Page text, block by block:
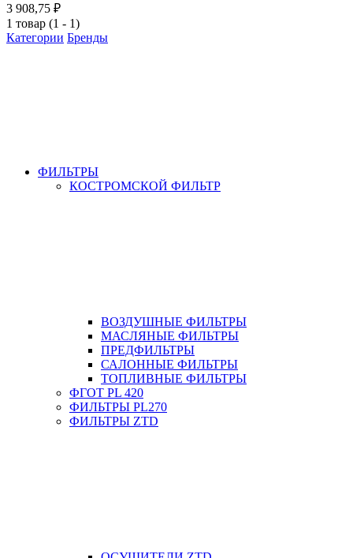
3 908,75 ₽
1 товар (1 - 1)
Категории Бренды
ФИЛЬТРЫ
КОСТРОМСКОЙ ФИЛЬТР
ВОЗДУШНЫЕ ФИЛЬТРЫ
МАСЛЯНЫЕ ФИЛЬТРЫ
ПРЕДФИЛЬТРЫ
САЛОННЫЕ ФИЛЬТРЫ
ТОПЛИВНЫЕ ФИЛЬТРЫ
ФГОТ PL 420
ФИЛЬТРЫ PL270
ФИЛЬТРЫ ZTD